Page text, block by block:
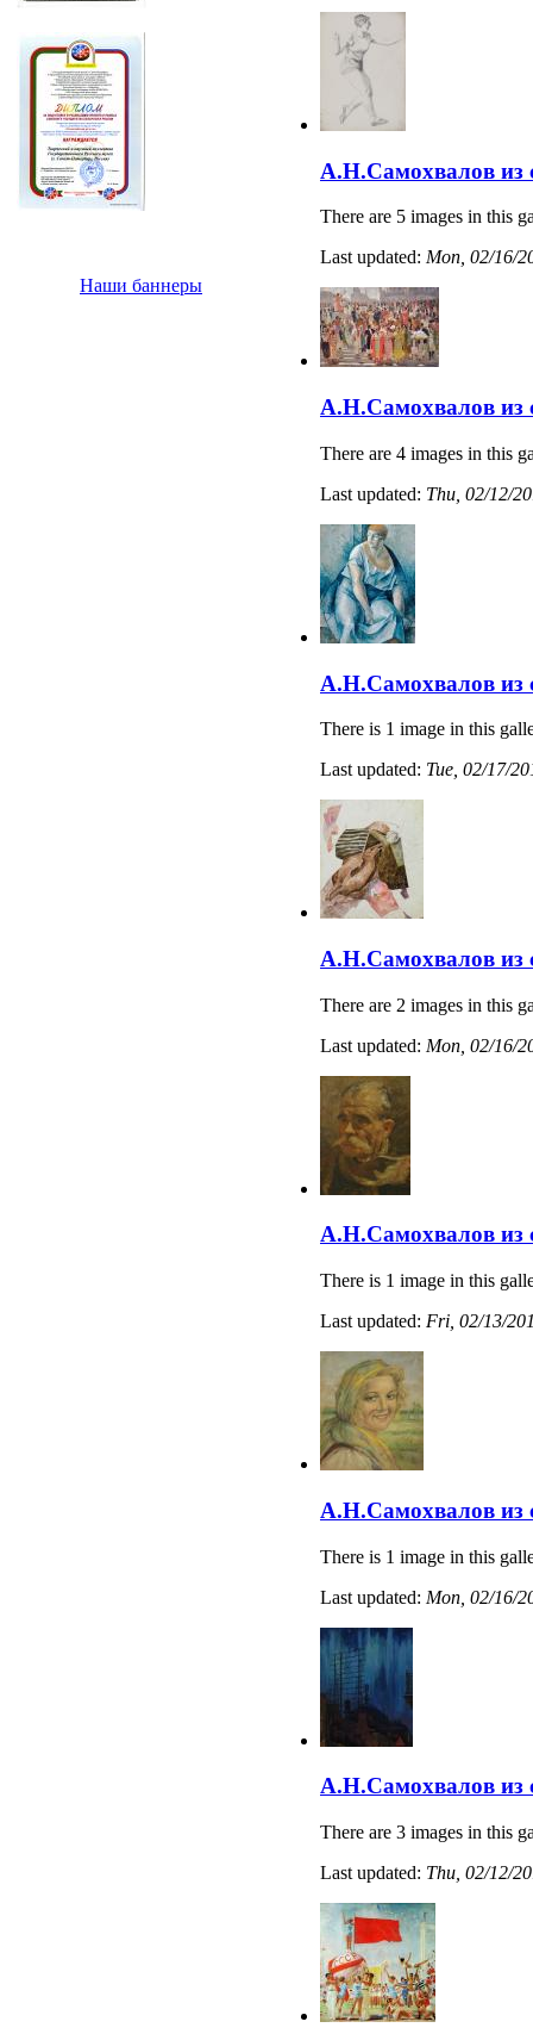
Наши баннеры
А.Н.Самохвалов из
There are 5 images in this
Last updated: Mon, 02/16/
А.Н.Самохвалов
There are 4 images in this
Last updated: Thu, 02/12/
А.Н.Самохвалов
There is 1 image in this
Last updated: Tue, 02/17/
А.Н.Самохвалов
There are 2 images in this
Last updated: Mon, 02/16/
А.Н.Самохвалов из
There is 1 image in this
Last updated: Fri, 02/13/
А.Н.Самохвалов
There is 1 image in this
Last updated: Mon, 02/16/
А.Н.Самохвалов из
There are 3 images in this
Last updated: Thu, 02/12/